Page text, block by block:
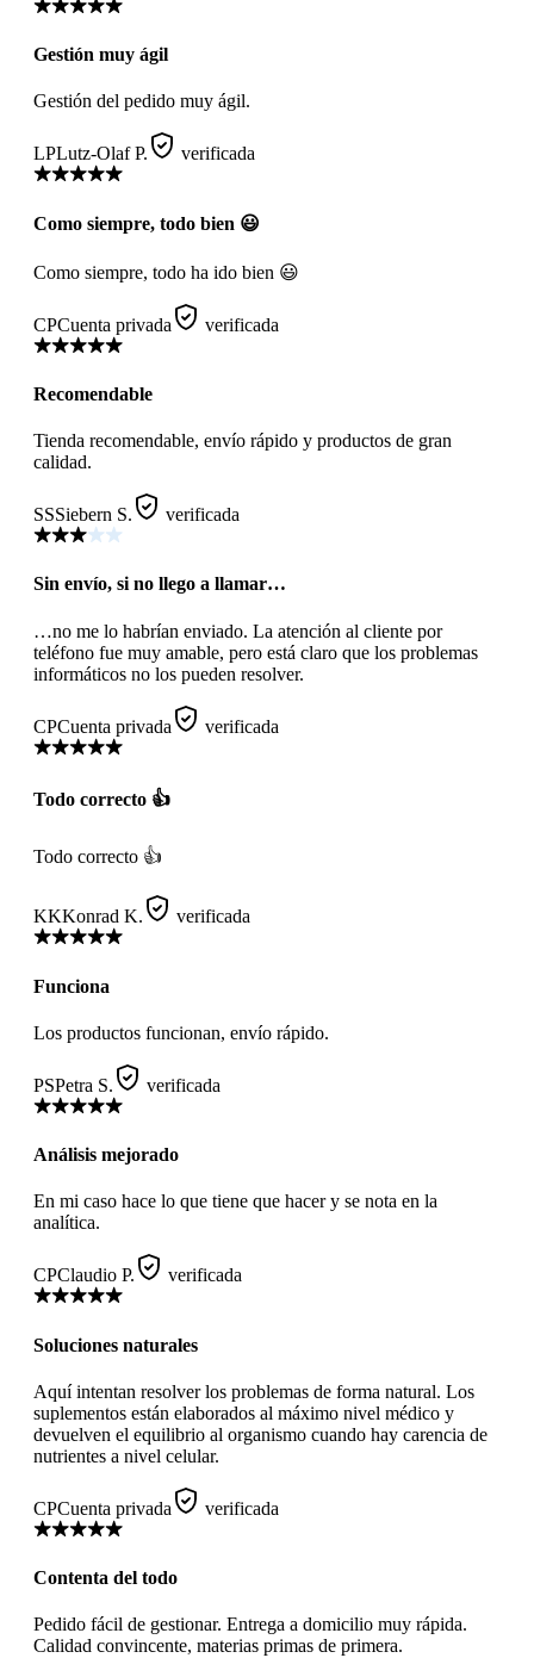
Gestión muy ágil
Gestión del pedido muy ágil.
LPLutz-Olaf P. verificada
Como siempre, todo bien 😃
Como siempre, todo ha ido bien 😃
CPCuenta privada verificada
Recomendable
Tienda recomendable, envío rápido y productos de gran
calidad.
SSSiebern S. verificada
Sin envío, si no llego a llamar…
…no me lo habrían enviado. La atención al cliente por
teléfono fue muy amable, pero está claro que los problemas
informáticos no los pueden resolver.
CPCuenta privada verificada
Todo correcto 👍
Todo correcto 👍
KKKonrad K. verificada
Funciona
Los productos funcionan, envío rápido.
PSPetra S. verificada
Análisis mejorado
En mi caso hace lo que tiene que hacer y se nota en la
analítica.
CPClaudio P. verificada
Soluciones naturales
Aquí intentan resolver los problemas de forma natural. Los
suplementos están elaborados al máximo nivel médico y
devuelven el equilibrio al organismo cuando hay carencia de
nutrientes a nivel celular.
CPCuenta privada verificada
Contenta del todo
Pedido fácil de gestionar. Entrega a domicilio muy rápida.
Calidad convincente, materias primas de primera.